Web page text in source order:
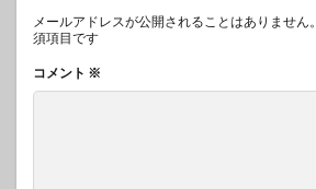
メールアドレスが公開されることはありません。
須項目です
コメント ※